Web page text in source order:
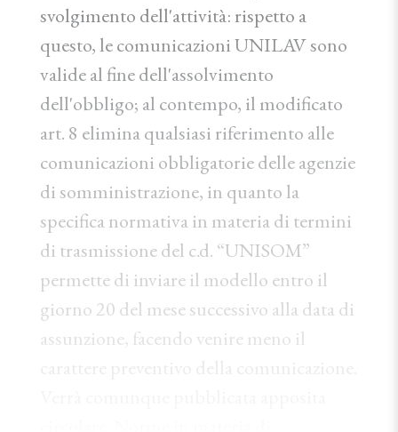
svolgimento dell'attività: rispetto a
questo, le comunicazioni UNILAV sono
valide al fine dell'assolvimento
dell'obbligo; al contempo, il modificato
art. 8 elimina qualsiasi riferimento alle
comunicazioni obbligatorie delle agenzie
di somministrazione, in quanto la
specifica normativa in materia di termini
di trasmissione del c.d. “UNISOM”
permette di inviare il modello entro il
giorno 20 del mese successivo alla data di
assunzione, facendo venire meno il